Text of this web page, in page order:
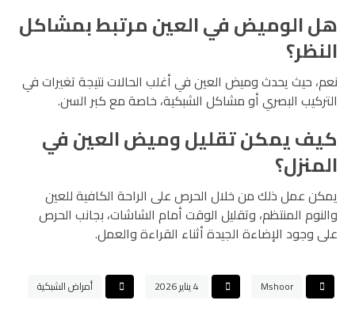
هل الوميض في العين مرتبط بمشاكل
النظر؟
نعم، حيث يحدث وميض العين في أغلب الحالات نتيجة تغيرات في
التركيب البصري أو مشاكل الشبكية، خاصة مع كبر السن.
كيف يمكن تقليل وميض العين في
المنزل؟
يمكن عمل ذلك من خلال الحرص على الراحة الكافية للعين
والنوم المنتظم، وتقليل الوقت أمام الشاشات، بجانب الحرص
على وجود الإضاءة الجيدة أثناء القراءة والعمل.
Mshoor 4 يناير 2026 أمراض الشبكية